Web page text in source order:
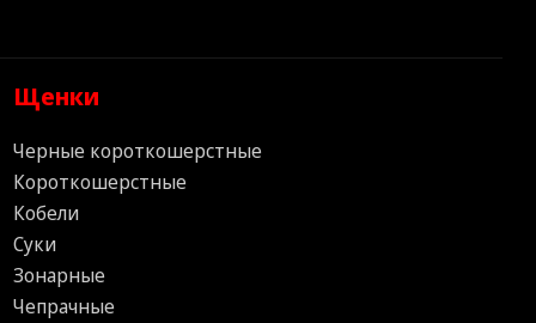
Щенки
Черные короткошерстные
Короткошерстные
Кобели
Суки
Зонарные
Чепрачные